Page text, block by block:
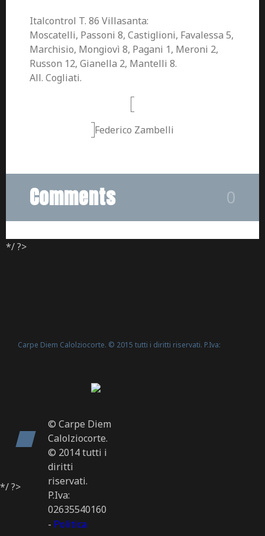
Italcontrol T. 86 Villasanta:
Moscatelli, Passoni 8, Castiglioni, Favalessa 5,
Marchisio, Mongiovì 8, Pagani 1, Meroni 2,
Russon 12, Gianella 2, Mantelli 8.
All. Cogliati.
Federico Zambelli
Comments 0
*/ ?>
Carpe Diem Calolziocorte. © 2015 tutti i diritti riservati. P.Iva:
© Carpe Diem
Calolziocorte.
© 2014 tutti i
diritti
riservati.
P.Iva:
02635540160
- Politica
*/ ?>